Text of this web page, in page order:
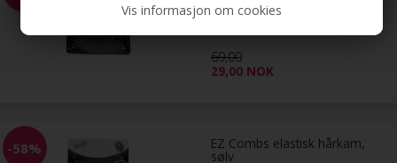
Vis informasjon om cookies
69,00
29,00 NOK
-58% EZ Combs elastisk hårkam,
sølv